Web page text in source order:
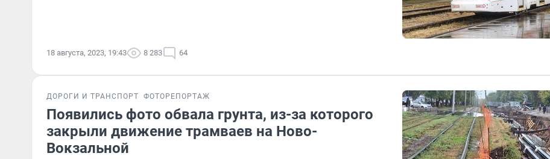
18 августа, 2023, 19:43 8 283 64
ДОРОГИ И ТРАНСПОРТ ФОТОРЕПОРТАЖ
Появились фото обвала грунта, из-за которого
закрыли движение трамваев на Ново-
Вокзальной